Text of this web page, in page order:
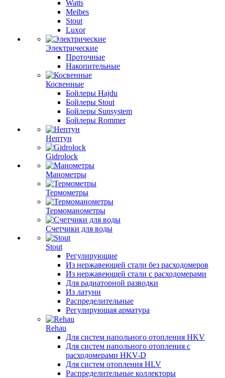
Watts
Meibes
Stout
Luxor
Электрические
Проточные
Накопительные
Косвенные
Бойлеры Hajdu
Бойлеры Stout
Бойлеры Sunsystem
Бойлеры Rommer
Нептун
Gidrolock
Манометры
Термометры
Термоманометры
Счетчики для воды
Stout
Регулирующие
Из нержавеющей стали без расходомеров
Из нержавеющей стали с расходомерами
Для радиаторной разводки
Из латуни
Распределительные
Регулирующая арматура
Rehau
Для систем напольного отопления HKV
Для систем напольного отопления с
расходомерами HKV-D
Для систем отопления HLV
Распределительные коллекторы